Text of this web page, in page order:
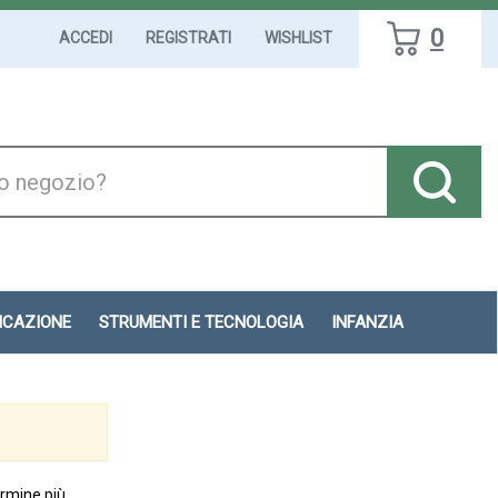
ACCEDI REGISTRATI WISHLIST 0
STRUMENTI E TECNOLOGIA INFANZIA